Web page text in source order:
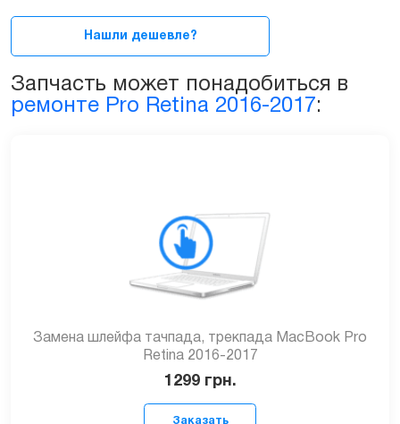
MacBook
15ᐥ
2016-
Нашли дешевле?
Запчасть может понадобиться в
ремонте Pro Retina 2016-2017:
Замена шлейфа тачпада, трекпада MacBook Pro
Retina 2016-2017
1299 грн.